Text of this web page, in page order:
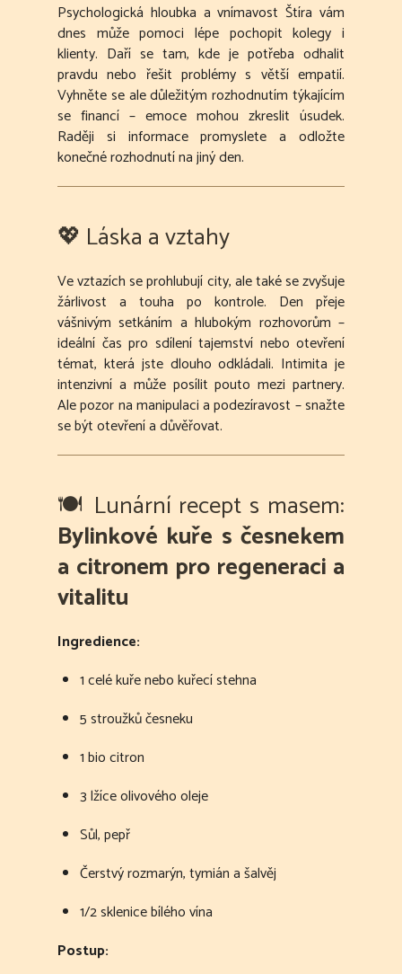
Psychologická hloubka a vnímavost Štíra vám
dnes může pomoci lépe pochopit kolegy i
klienty. Daří se tam, kde je potřeba odhalit
pravdu nebo řešit problémy s větší empatií.
Vyhněte se ale důležitým rozhodnutím týkajícím
se financí – emoce mohou zkreslit úsudek.
Raději si informace promyslete a odložte
konečné rozhodnutí na jiný den.
💖 Láska a vztahy
Ve vztazích se prohlubují city, ale také se zvyšuje
žárlivost a touha po kontrole. Den přeje
vášnivým setkáním a hlubokým rozhovorům –
ideální čas pro sdílení tajemství nebo otevření
témat, která jste dlouho odkládali. Intimita je
intenzivní a může posílit pouto mezi partnery.
Ale pozor na manipulaci a podezíravost – snažte
se být otevření a důvěřovat.
🍽️ Lunární recept s masem:
Bylinkové kuře s česnekem
a citronem pro regeneraci a
vitalitu
Ingredience:
1 celé kuře nebo kuřecí stehna
5 stroužků česneku
1 bio citron
3 lžíce olivového oleje
Sůl, pepř
Čerstvý rozmarýn, tymián a šalvěj
1/2 sklenice bílého vína
Postup: